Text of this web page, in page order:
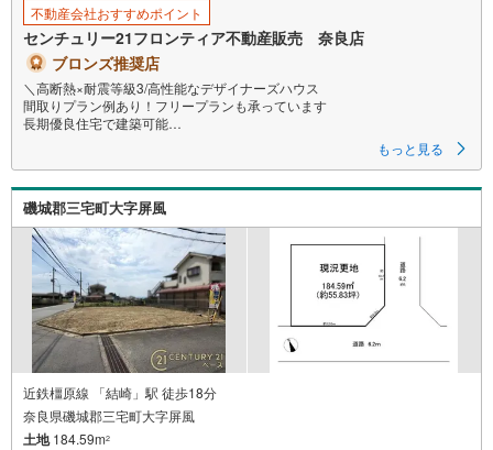
不動産会社おすすめポイント
センチュリー21フロンティア不動産販売 奈良店
ブロンズ推奨店
＼高断熱×耐震等級3/高性能なデザイナーズハウス
間取りプラン例あり！フリープランも承っています
長期優良住宅で建築可能
・奈良市立平城小学校まで徒歩約11分
・奈良市立平城中学校まで徒歩約10分
・スーパー「産直市場よってって秋篠店」まで徒歩約12分
・奈良秋篠郵便局まで徒歩7分
＜プラン例（間取り）＞※間取り変更可能です
・家族の様子を見ながらお料理できる対面式キッチン
・ベビーカーやアウトドア用品を収納できるSIC
・イスやテーブルを出してアウトドアリビングとしても楽しめるルーフバ
ルコニー
もっと見る
磯城郡三宅町大字屏風
近鉄橿原線 「結崎」駅 徒歩18分
奈良県磯城郡三宅町大字屏風
土地184.59m2